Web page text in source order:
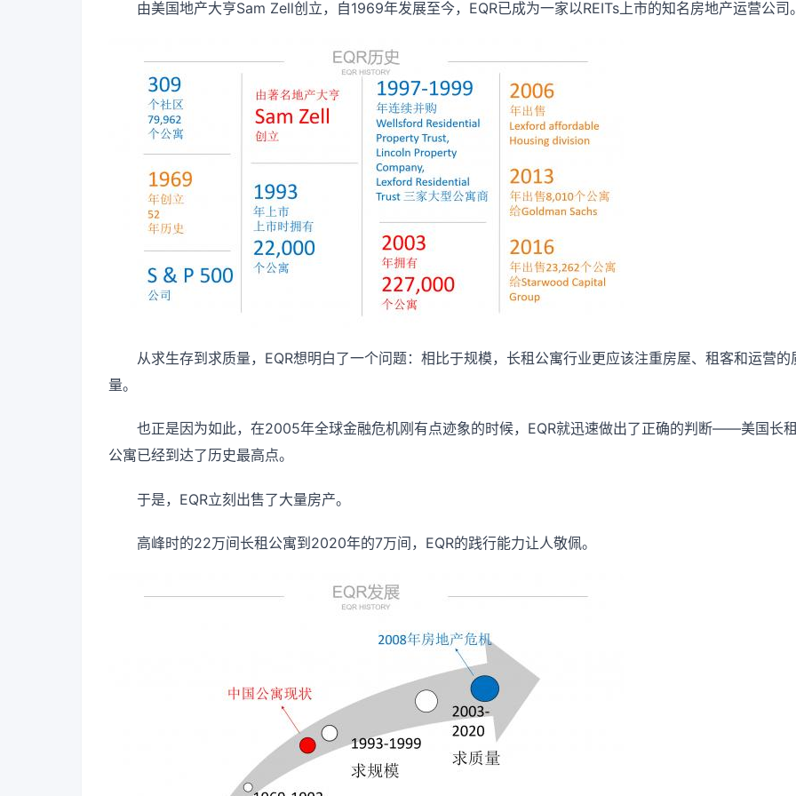
由美国地产大亨Sam Zell创立，自1969年发展至今，EQR已成为一家以REITs上市的知名房地产运营公司
从求生存到求质量，EQR想明白了一个问题：相比于规模，长租公寓行业更应该注重房屋、租客和运营的
量。
也正是因为如此，在2005年全球金融危机刚有点迹象的时候，EQR就迅速做出了正确的判断——美国长
公寓已经到达了历史最高点。
于是，EQR立刻出售了大量房产。
高峰时的22万间长租公寓到2020年的7万间，EQR的践行能力让人敬佩。